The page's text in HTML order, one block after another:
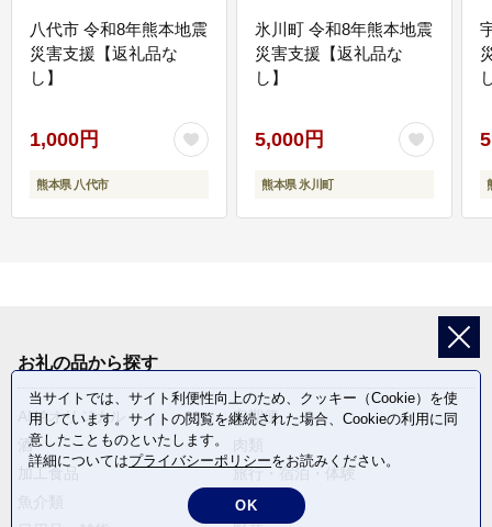
八代市 令和8年熊本地震
災害支援【返礼品な
し】
1,000円
熊本県 八代市
氷川町 令和8年熊本地震
災害支援【返礼品な
し】
5,000円
熊本県 氷川町
お礼の品から探す
ANAオリジナル
定期便
酒
加工食品
旅行・宿泊・体験
麺類
当サイトでは、サイト利便性向上のため、クッキー（Cookie）を使
用しています。サイトの閲覧を継続された場合、Cookieの利用に同
意したことものといたします。
詳細についてはプライバシーポリシーをお読みください。
OK